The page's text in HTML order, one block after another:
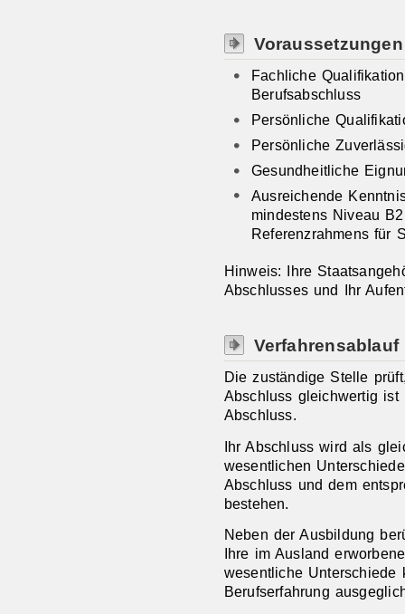
Voraussetzungen
Fachliche
Berufsabschluss
Persönliche
Persönliche
Gesundheitliche
Ausreichende
mindestens Niveau
Referenzrahmens für
Hinweis: Ihre
Abschlusses und Ihr
Verfahrensablauf
Die zuständige Stelle
Abschluss gleichwertig ist
Abschluss.
Ihr Abschluss wird als
wesentlichen
Abschluss und dem
bestehen.
Neben der Ausbildung
Ihre im Ausland
wesentliche Unterschiede
Berufserfahrung